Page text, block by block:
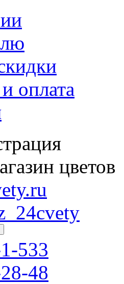
оплата
цветов
533
48